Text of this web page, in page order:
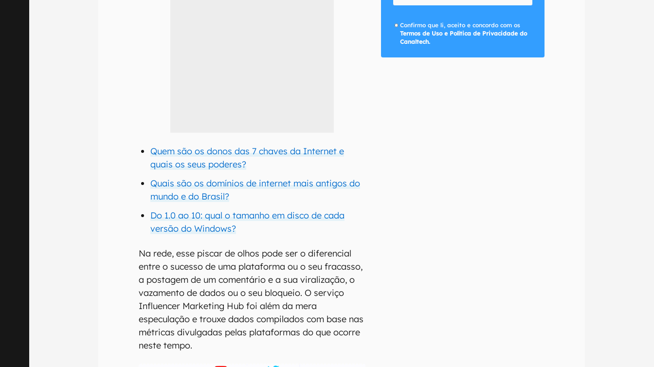
Quem são os donos das 7 chaves da Internet e
quais os seus poderes?
Quais são os domínios de internet mais antigos do
mundo e do Brasil?
Do 1.0 ao 10: qual o tamanho em disco de cada
versão do Windows?
Na rede, esse piscar de olhos pode ser o diferencial
entre o sucesso de uma plataforma ou o seu fracasso,
a postagem de um comentário e a sua viralização, o
vazamento de dados ou o seu bloqueio. O serviço
Influencer Marketing Hub foi além da mera
especulação e trouxe dados compilados com base nas
métricas divulgadas pelas plataformas do que ocorre
neste tempo.
Confirmo que li, aceito e concordo com os
Termos de Uso e Política de Privacidade do
Canaltech.